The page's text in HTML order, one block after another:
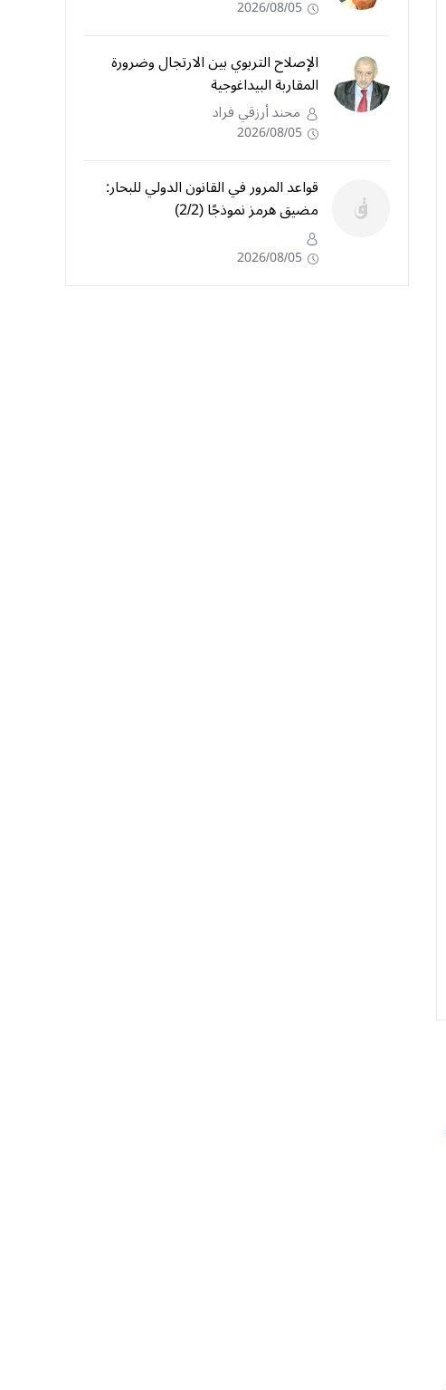
2026/08/05
الإصلاح التربوي بين الارتجال وضرورة
المقاربة البيداغوجية
محند أرزقي فراد
2026/08/05
قواعد المرور في القانون الدولي للبحار:
مضيق هرمز نموذجًا (2/2)
2026/08/05